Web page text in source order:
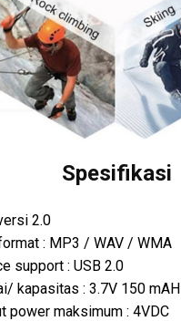
Spesifikasi
2.0
: MP3 / WAV / WMA
support : USB 2.0
kapasitas : 3.7V 150 mAH
power maksimum : 4VDC